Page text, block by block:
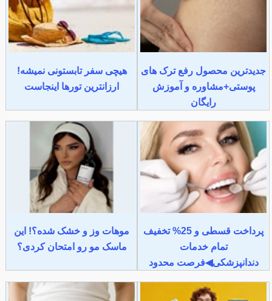
جدیدترین محصول رفع ترک های
پوستی+مشاوره و آموزش
رایگان
هیچی سفر تابستونی نمیشه!
ارزانترین تورها اینجاست
پرداخت قسطی و 25% تخفیف
تمام خدمات
دندانپزشکی◀فرصت محدود
موهات وز و خشک شده؟! این
ماسک مو رو امتحان کردی؟